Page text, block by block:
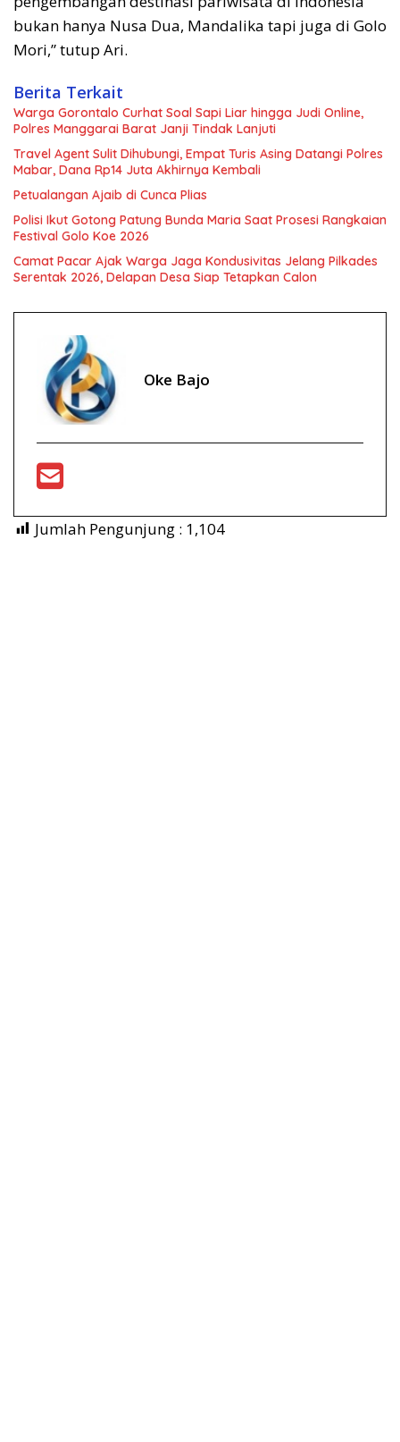
bukan hanya Nusa Dua, Mandalika tapi juga di Golo
Mori,” tutup Ari.
Berita Terkait
Warga Gorontalo Curhat Soal Sapi Liar hingga Judi Online,
Polres Manggarai Barat Janji Tindak Lanjuti
Travel Agent Sulit Dihubungi, Empat Turis Asing Datangi Polres
Mabar, Dana Rp14 Juta Akhirnya Kembali
Petualangan Ajaib di Cunca Plias
Polisi Ikut Gotong Patung Bunda Maria Saat Prosesi Rangkaian
Festival Golo Koe 2026
Camat Pacar Ajak Warga Jaga Kondusivitas Jelang Pilkades
Serentak 2026, Delapan Desa Siap Tetapkan Calon
Oke Bajo
Jumlah Pengunjung : 1,104